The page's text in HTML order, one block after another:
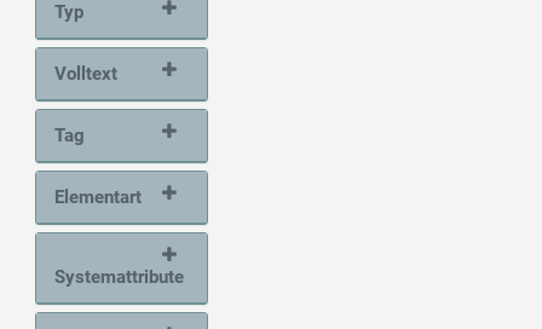
Typ
Volltext
Tag
Elementart
Systemattribute